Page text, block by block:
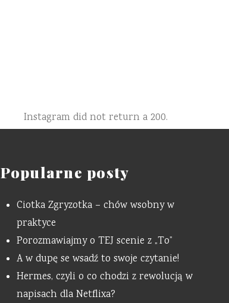
Instagram did not return a 200.
Popularne posty
Ciotka Zgryzotka – chów wsobny w
praktyce
Porozmawiajmy o TEJ scenie z „To”
A w dupę se wsadź to swoje czytanie!
Hermes, czyli o co chodzi z rewolucją w
napisach dla Netflixa?